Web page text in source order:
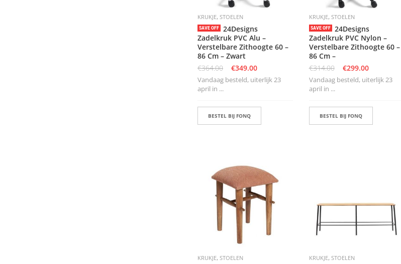
KRUKJE, STOELEN
SAVE OFF
24Designs
Zadelkruk PVC Alu –
Verstelbare Zithoogte 60 –
86 Cm – Zwart
€364.00 €349.00
Vandaag besteld, uiterlijk 23
april in ...
BESTEL BIJ FONQ
KRUKJE, STOELEN
SAVE OFF
24Designs
Zadelkruk PVC Nylon –
Verstelbare Zithoogte 60 –
86 Cm –
€314.00 €299.00
Vandaag besteld, uiterlijk 23
april in ...
BESTEL BIJ FONQ
KRUKJE, STOELEN KRUKJE, STOELEN